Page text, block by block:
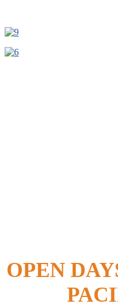
OPEN